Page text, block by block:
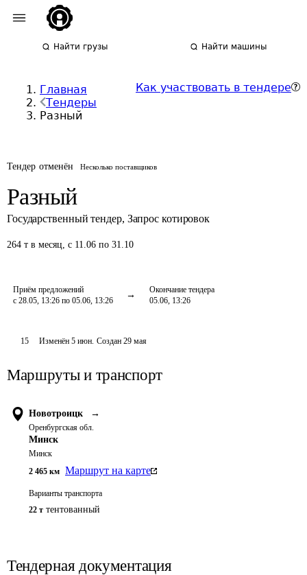
Найти грузы Найти машины
Главная
Тендеры
Разный
Как участвовать в тендере
Тендер отменён Несколько поставщиков
Разный
Государственный тендер, Запрос котировок
264 т в месяц, с 11.06 по 31.10
Приём предложений
с 28.05, 13:26 по 05.06, 13:26
Окончание тендера
05.06, 13:26
15 Изменён5 июн. Создан 29 мая
Маршруты и транспорт
Новотроицк →
Оренбургская обл.
Минск
Минск
2 465 км Маршрут на карте
Варианты транспорта
22 т тентованный
Тендерная документация